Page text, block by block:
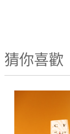
猜你喜歡